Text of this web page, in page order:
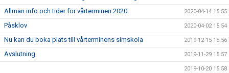
Allmän info och tider för vårterminen 2020 2020-04-14 15:55
Påsklov 2020-04-02 15:54
Nu kan du boka plats till vårterminens simskola 2019-12-15 15:56
Avslutning 2019-11-29 15:57
2019-10-20 15:58